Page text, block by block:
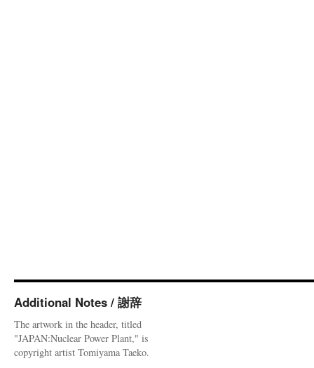
Additional Notes / 謝辞
The artwork in the header, titled
"JAPAN:Nuclear Power Plant," is
copyright artist Tomiyama Taeko.